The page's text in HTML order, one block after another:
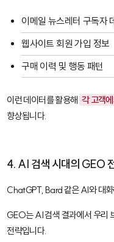
이메일 뉴스레터 구독자
웹사이트 회원 가입 정보
구매 이력 및 행동 패턴
이런 데이터를 활용해 각 고객
향상됩니다.
4. AI 검색 시대의 GEO
ChatGPT, Bard 같은 AI와 대
GEO는 AI 검색 결과에서 우리
전략입니다.